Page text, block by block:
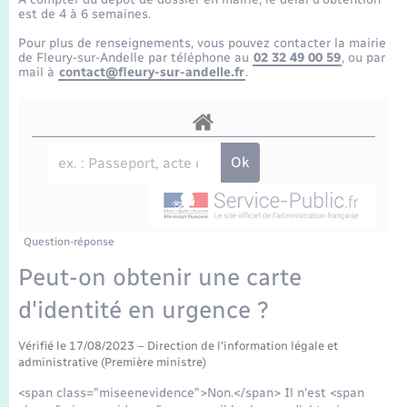
Etat-civil - Papiers - Citoyenneté
Mariage – PACS
Recensement
Loisirs
Organisation d’événement
Sécurité - Prévention
Transports scolaires
Travaux - Autorisation d’occupation de l’espace
public
Compétences
Présentation de la commune
La Communauté de communes
est de 4 à 6 semaines.
Pour plus de renseignements, vous pouvez contacter la mairie
de Fleury-sur-Andelle par téléphone au 02 32 49 00 59, ou par
mail à contact@fleury-sur-andelle.fr.
Question-réponse
Peut-on obtenir une carte
d'identité en urgence ?
Vérifié le 17/08/2023 – Direction de l'information légale et
administrative (Première ministre)
<span class="miseenevidence">Non.</span> Il n'est <span